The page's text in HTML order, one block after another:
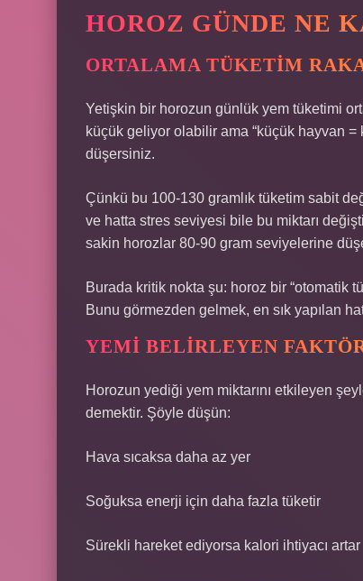
HOROZ GÜNDE NE
ORTALAMA TÜKETIM
Yetişkin bir horozun günlük yem tüketimi
küçük geliyor olabilir ama “küçük hayvan =
düşersiniz.
Çünkü bu 100-130 gramlık tüketim sabit
ve hatta stres seviyesi bile bu miktarı
sakin horozlar 80-90 gram seviyelerine
Burada kritik nokta şu: horoz bir “otomatik
Bunu görmezden gelmek, en sık yapılan
YEMI BELIRLEYEN
Horozun yediği yem miktarını etkileyen
demektir. Şöyle düşün:
Hava sıcaksa daha az yer
Soğuksa enerji için daha fazla tüketir
Sürekli hareket ediyorsa kalori ihtiyacı artar